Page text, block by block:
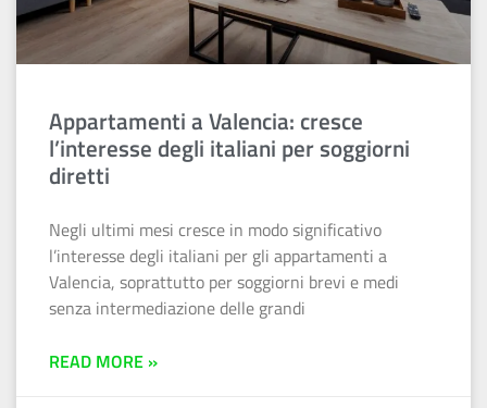
Appartamenti a Valencia: cresce
l’interesse degli italiani per soggiorni
diretti
Negli ultimi mesi cresce in modo significativo
l’interesse degli italiani per gli appartamenti a
Valencia, soprattutto per soggiorni brevi e medi
senza intermediazione delle grandi
READ MORE »